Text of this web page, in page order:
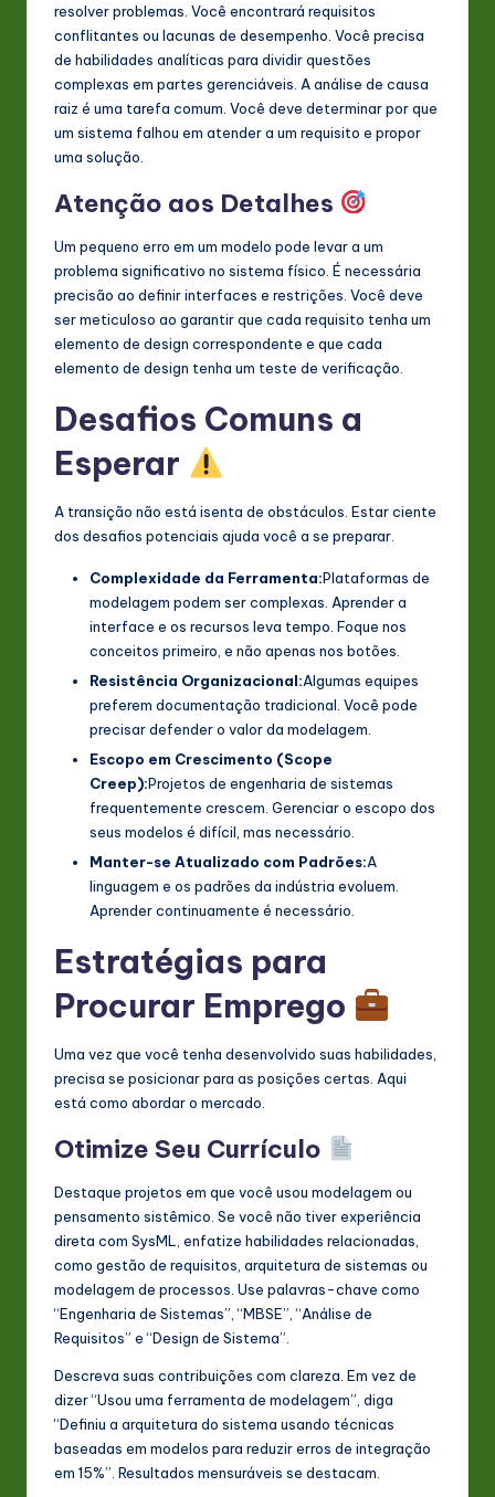
resolver problemas. Você encontrará requisitos
conflitantes ou lacunas de desempenho. Você precisa
de habilidades analíticas para dividir questões
complexas em partes gerenciáveis. A análise de causa
raiz é uma tarefa comum. Você deve determinar por que
um sistema falhou em atender a um requisito e propor
uma solução.
Atenção aos Detalhes
Um pequeno erro em um modelo pode levar a um
problema significativo no sistema físico. É necessária
precisão ao definir interfaces e restrições. Você deve
ser meticuloso ao garantir que cada requisito tenha um
elemento de design correspondente e que cada
elemento de design tenha um teste de verificação.
Desafios Comuns a
Esperar
A transição não está isenta de obstáculos. Estar ciente
dos desafios potenciais ajuda você a se preparar.
Complexidade da Ferramenta:Plataformas de
modelagem podem ser complexas. Aprender a
interface e os recursos leva tempo. Foque nos
conceitos primeiro, e não apenas nos botões.
Resistência Organizacional:Algumas equipes
preferem documentação tradicional. Você pode
precisar defender o valor da modelagem.
Escopo em Crescimento (Scope
Creep):Projetos de engenharia de sistemas
frequentemente crescem. Gerenciar o escopo dos
seus modelos é difícil, mas necessário.
Manter-se Atualizado com Padrões:A
linguagem e os padrões da indústria evoluem.
Aprender continuamente é necessário.
Estratégias para
Procurar Emprego
Uma vez que você tenha desenvolvido suas habilidades,
precisa se posicionar para as posições certas. Aqui
está como abordar o mercado.
Otimize Seu Currículo
Destaque projetos em que você usou modelagem ou
pensamento sistêmico. Se você não tiver experiência
direta com SysML, enfatize habilidades relacionadas,
como gestão de requisitos, arquitetura de sistemas ou
modelagem de processos. Use palavras-chave como
“Engenharia de Sistemas”, “MBSE”, “Análise de
Requisitos” e “Design de Sistema”.
Descreva suas contribuições com clareza. Em vez de
dizer “Usou uma ferramenta de modelagem”, diga
“Definiu a arquitetura do sistema usando técnicas
baseadas em modelos para reduzir erros de integração
em 15%”. Resultados mensuráveis se destacam.